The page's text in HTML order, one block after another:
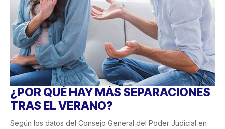
¿POR QUÉ HAY MÁS SEPARACIONES
TRAS EL VERANO?
Según los datos del Consejo General del Poder Judicial en